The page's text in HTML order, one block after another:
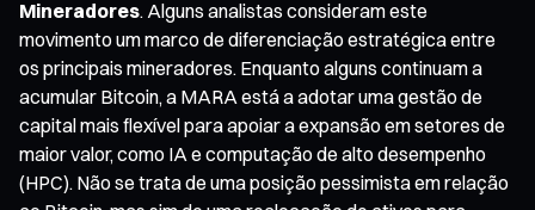
Mineradores. Alguns analistas consideram este
movimento um marco de diferenciação estratégica entre
os principais mineradores. Enquanto alguns continuam a
acumular Bitcoin, a MARA está a adotar uma gestão de
capital mais flexível para apoiar a expansão em setores de
maior valor, como IA e computação de alto desempenho
(HPC). Não se trata de uma posição pessimista em relação